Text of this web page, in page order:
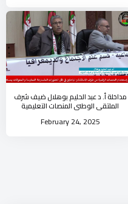
مداخلة أ. د عبد الحليم بوهلال ضيف شرف
الملتقى الوطني المنصات التعليمية
February 24, 2025